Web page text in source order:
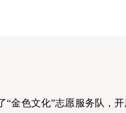
金色文化”志愿服务队，开